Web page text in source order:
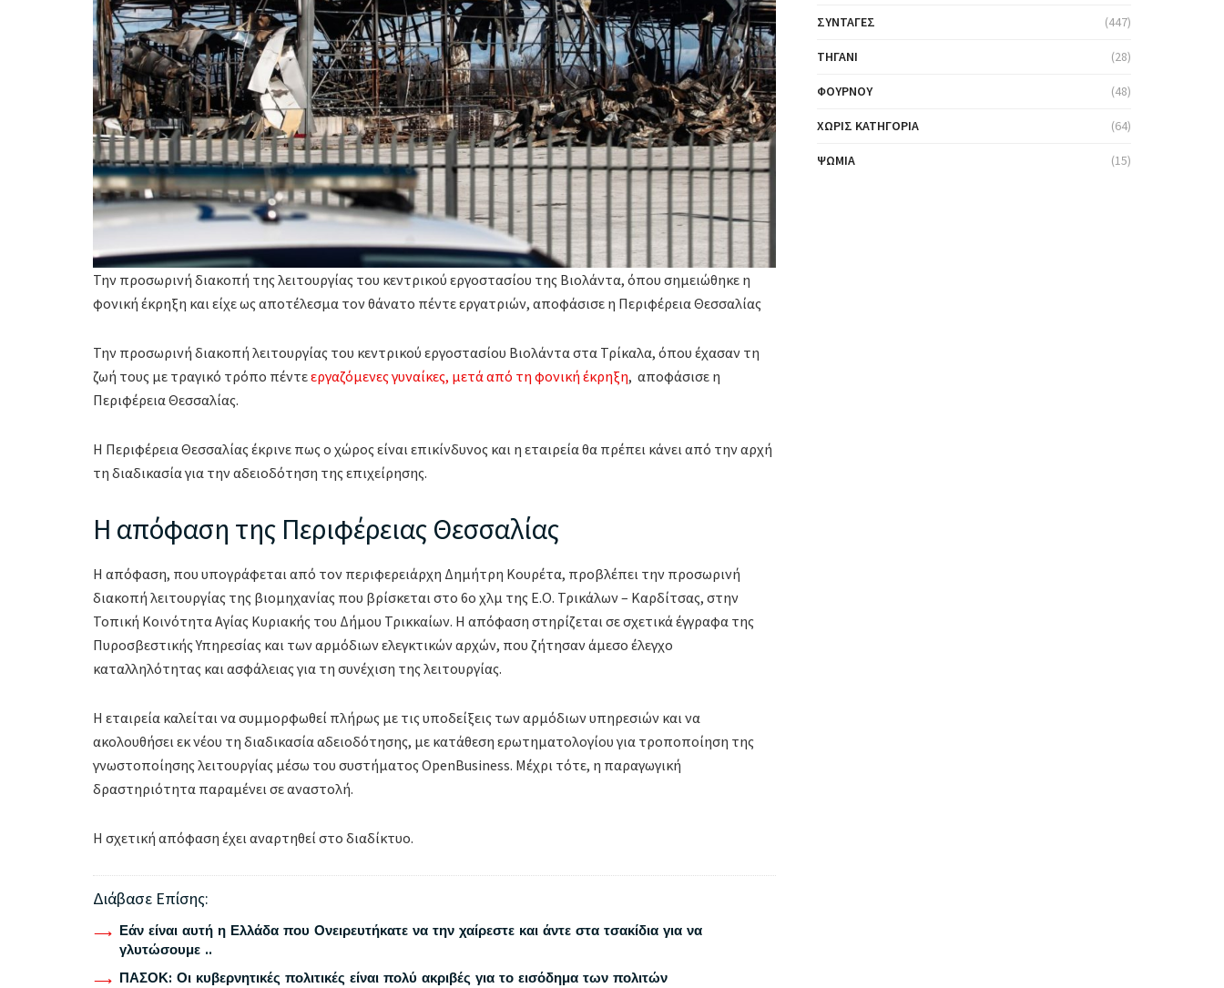
Την προσωρινή διακοπή της λειτουργίας του κεντρικού εργοστασίου της Βιολάντα, όπου σημειώθηκε η
φονική έκρηξη και είχε ως αποτέλεσμα τον θάνατο πέντε εργατριών, αποφάσισε η Περιφέρεια Θεσσαλίας
Την προσωρινή διακοπή λειτουργίας του κεντρικού εργοστασίου Βιολάντα στα Τρίκαλα, όπου έχασαν τη
ζωή τους με τραγικό τρόπο πέντεεργαζόμενες γυναίκες, μετά από τη φονική έκρηξη, αποφάσισε η
Περιφέρεια Θεσσαλίας.
Η Περιφέρεια Θεσσαλίας έκρινε πως ο χώρος είναι επικίνδυνος και η εταιρεία θα πρέπει κάνει από την αρχή
τη διαδικασία για την αδειοδότηση της επιχείρησης.
Η απόφαση της Περιφέρειας Θεσσαλίας
Η απόφαση, που υπογράφεται από τον περιφερειάρχη Δημήτρη Κουρέτα, προβλέπει την προσωρινή
διακοπή λειτουργίας της βιομηχανίας που βρίσκεται στο 6ο χλμ της Ε.Ο. Τρικάλων – Καρδίτσας, στην
Τοπική Κοινότητα Αγίας Κυριακής του Δήμου Τρικκαίων. Η απόφαση στηρίζεται σε σχετικά έγγραφα της
Πυροσβεστικής Υπηρεσίας και των αρμόδιων ελεγκτικών αρχών, που ζήτησαν άμεσο έλεγχο
καταλληλότητας και ασφάλειας για τη συνέχιση της λειτουργίας.
Η εταιρεία καλείται να συμμορφωθεί πλήρως με τις υποδείξεις των αρμόδιων υπηρεσιών και να
ακολουθήσει εκ νέου τη διαδικασία αδειοδότησης, με κατάθεση ερωτηματολογίου για τροποποίηση της
γνωστοποίησης λειτουργίας μέσω του συστήματος OpenBusiness. Μέχρι τότε, η παραγωγική
δραστηριότητα παραμένει σε αναστολή.
Η σχετική απόφαση έχει αναρτηθεί στο διαδίκτυο.
Διάβασε Επίσης:
Εάν είναι αυτή η Ελλάδα που Ονειρευτήκατε να την χαίρεστε και άντε στα τσακίδια για να
γλυτώσουμε ..
ΠΑΣΟΚ: Οι κυβερνητικές πολιτικές είναι πολύ ακριβές για το εισόδημα των πολιτών
ΣΥΝΤΑΓΈΣ (447)
ΤΗΓΆΝΙ (28)
ΦΟΎΡΝΟΥ (48)
ΧΩΡΊΣ ΚΑΤΗΓΟΡΊΑ (64)
ΨΩΜΙΆ (15)